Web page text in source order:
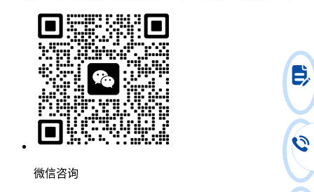
微信咨询